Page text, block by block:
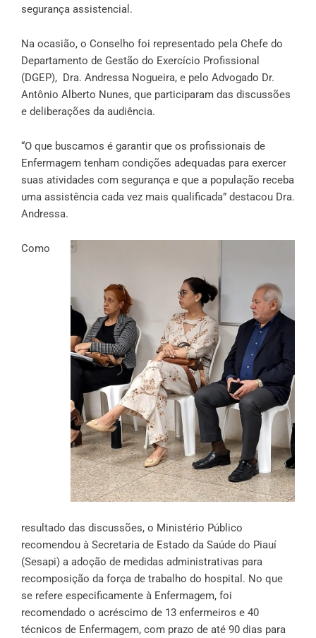
segurança assistencial.
Na ocasião, o Conselho foi representado pela Chefe do
Departamento de Gestão do Exercício Profissional
(DGEP), Dra. Andressa Nogueira, e pelo Advogado Dr.
Antônio Alberto Nunes, que participaram das discussões
e deliberações da audiência.
“O que buscamos é garantir que os profissionais de
Enfermagem tenham condições adequadas para exercer
suas atividades com segurança e que a população receba
uma assistência cada vez mais qualificada” destacou Dra.
Andressa.
Como
resultado das discussões, o Ministério Público
recomendou à Secretaria de Estado da Saúde do Piauí
(Sesapi) a adoção de medidas administrativas para
recomposição da força de trabalho do hospital. No que
se refere especificamente à Enfermagem, foi
recomendado o acréscimo de 13 enfermeiros e 40
técnicos de Enfermagem, com prazo de até 90 dias para